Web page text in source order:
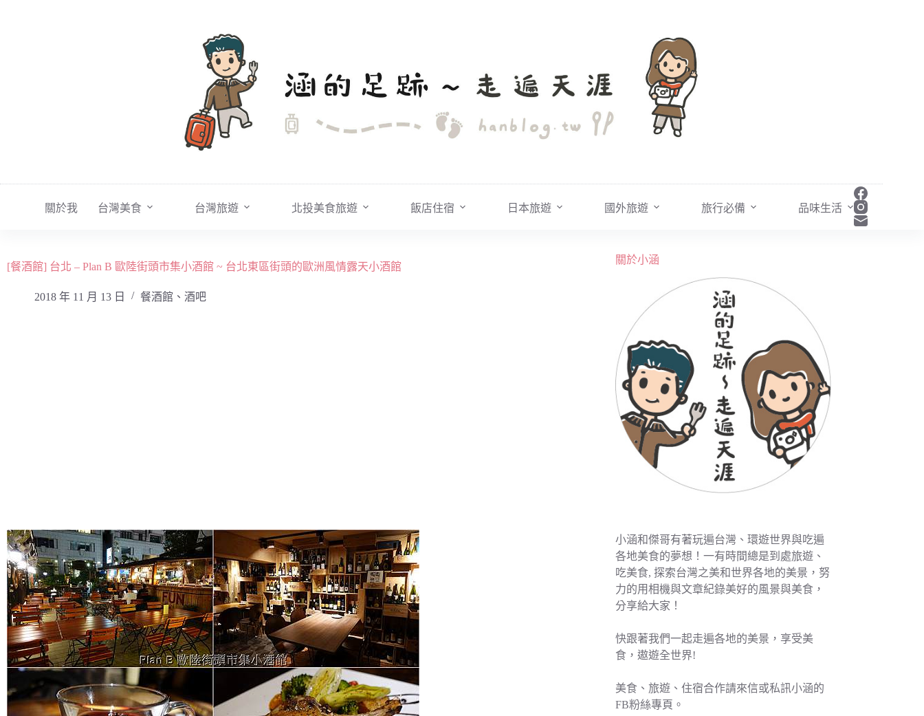
關於我 台灣美食 台灣旅遊 北投美食旅遊 飯店住宿 日本旅遊 國外旅遊 旅行必備 品味生活
[餐酒館] 台北 – Plan B 歐陸街頭市集小酒館 ~ 台北東區街頭的歐洲風情露天小酒館
2018 年 11 月 13 日 餐酒館、酒吧
關於小涵
小涵和傑哥有著玩遍台灣、環遊世界與吃遍
各地美食的夢想！一有時間總是到處旅遊、
吃美食, 探索台灣之美和世界各地的美景，努
力的用相機與文章紀錄美好的風景與美食，
分享給大家！
快跟著我們一起走遍各地的美景，享受美
食，遨遊全世界!
美食、旅遊、住宿合作請來信或私訊小涵的
FB粉絲專頁。